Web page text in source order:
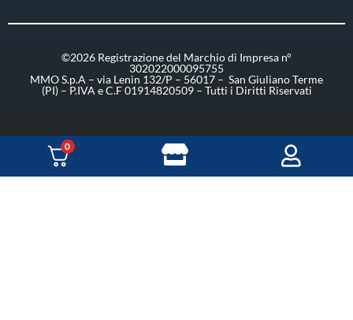
©2026 Registrazione del Marchio di Impresa n°
302022000095755
MMO S.p.A – via Lenin 132/P – 56017 – San Giuliano Terme
(PI) – P.IVA e C.F 01914820509 – Tutti i Diritti Riservati
0